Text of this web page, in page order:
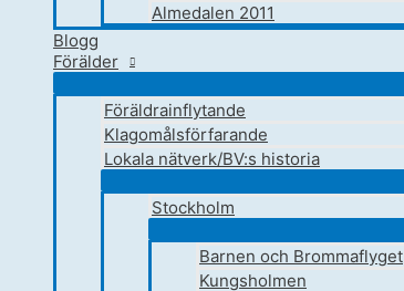
Almedalen 2011
Blogg
Förälder
Föräldrainflytande
Klagomålsförfarande
Lokala nätverk/BV:s historia
Stockholm
Barnen och Brommaflyget
Kungsholmen